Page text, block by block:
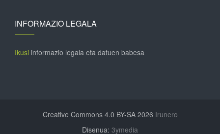
INFORMAZIO LEGALA
Ikusi informazio legala eta datuen babesa
Creative Commons 4.0 BY-SA 2026 Irunero
Disenua: 3ymedia